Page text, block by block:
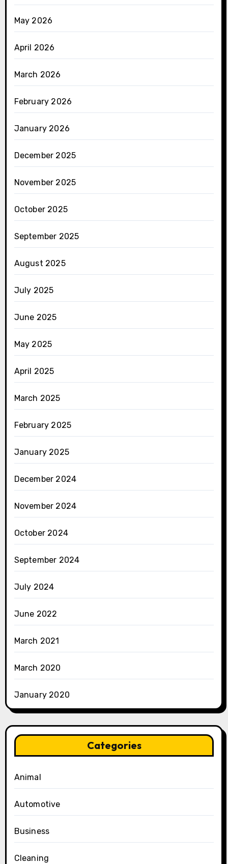
May 2026
April 2026
March 2026
February 2026
January 2026
December 2025
November 2025
October 2025
September 2025
August 2025
July 2025
June 2025
May 2025
April 2025
March 2025
February 2025
January 2025
December 2024
November 2024
October 2024
September 2024
July 2024
June 2022
March 2021
March 2020
January 2020
Categories
Animal
Automotive
Business
Cleaning